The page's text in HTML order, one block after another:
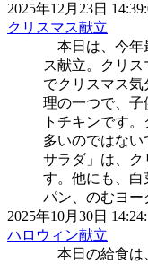
2025年12月23日
クリスマス献立
本日は、今年
ス献立。クリ
でクリスマス
理の一つで、子
トチキンです
多いのではな
サラダ」は、
す。他にも、白
パン、のむヨー
2025年10月30日
ハロウィン献立
本日の給食は